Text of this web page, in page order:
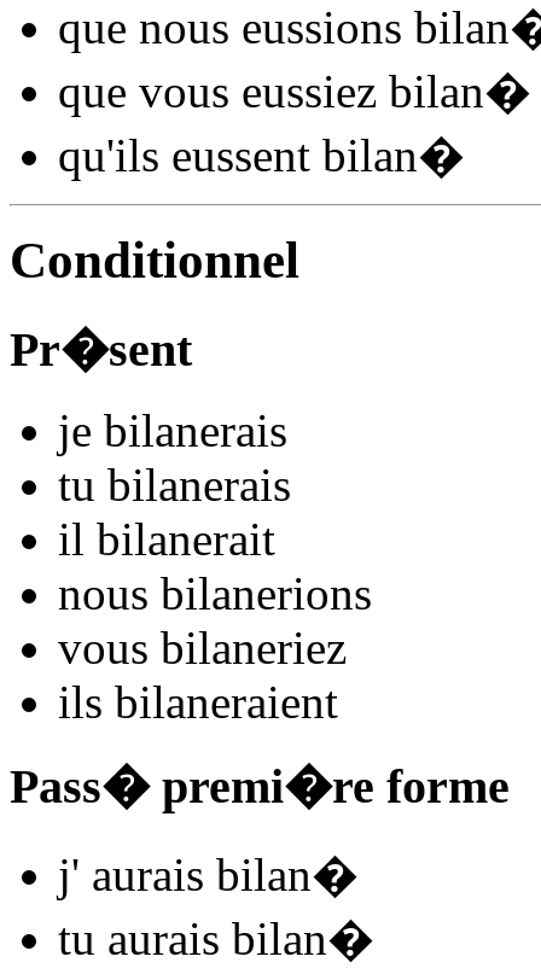
que nous eussions bilan
que vous eussiez bilan�
qu'ils eussent bilan�
Conditionnel
Pr�sent
je bilanerais
tu bilanerais
il bilanerait
nous bilanerions
vous bilaneriez
ils bilaneraient
Pass� premi�re forme
j' aurais bilan�
tu aurais bilan�